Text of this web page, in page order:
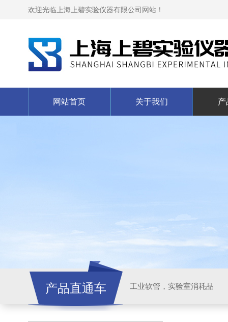
欢迎光临上海上碧实验仪器有限公司网站！
网站首页 关于我们 产
产品直通车 工业软管，实验室消耗品